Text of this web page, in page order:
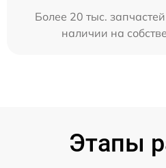
Более 20 тыс.
наличии на
Этапы